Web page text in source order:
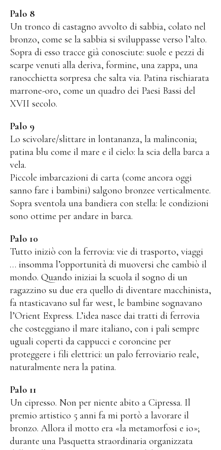
Palo 8
Un tronco di castagno avvolto di sabbia, colato nel
bronzo, come se la sabbia si sviluppasse verso l’alto.
Sopra di esso tracce già conosciute: suole e pezzi di
scarpe venuti alla deriva, formine, una zappa, una
ranocchietta sorpresa che salta via. Patina rischiarata
marrone-oro, come un quadro dei Paesi Bassi del
XVII secolo.
Palo 9
Lo scivolare/slittare in lontananza, la malinconia;
patina blu come il mare e il cielo: la scia della barca a
vela.
Piccole imbarcazioni di carta (come ancora oggi
sanno fare i bambini) salgono bronzee verticalmente.
Sopra sventola una bandiera con stella: le condizioni
sono ottime per andare in barca.
Palo 10
Tutto iniziò con la ferrovia: vie di trasporto, viaggi
… insomma l’opportunità di muoversi che cambiò il
mondo. Quando iniziai la scuola il sogno di un
ragazzino su due era quello di diventare macchinista,
fa ntasticavano sul far west, le bambine sognavano
l’Orient Express. L’idea nasce dai tratti di ferrovia
che costeggiano il mare italiano, con i pali sempre
uguali coperti da cappucci e coroncine per
proteggere i fili elettrici: un palo ferroviario reale,
naturalmente nera la patina.
Palo 11
Un cipresso. Non per niente abito a Cipressa. Il
premio artistico 5 anni fa mi portò a lavorare il
bronzo. Allora il motto era «la metamorfosi e io»;
durante una Pasquetta straordinaria organizzata